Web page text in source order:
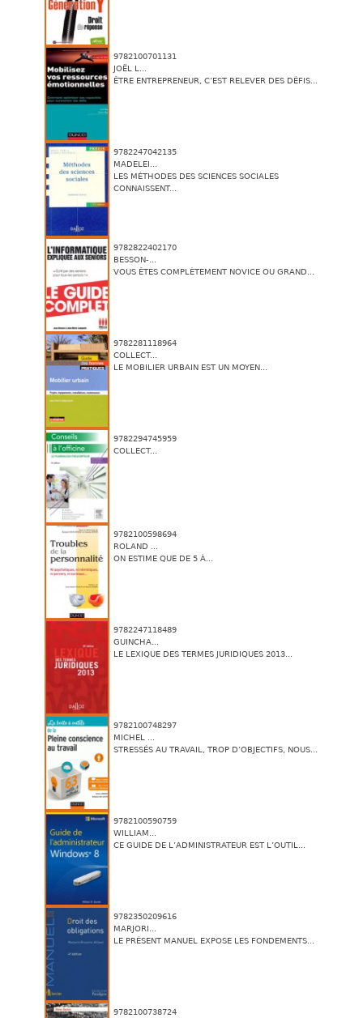
9782100701131
JOËL L...
ÊTRE ENTREPRENEUR, C’EST RELEVER DES DÉFIS...
9782247042135
MADELEI...
LES MÉTHODES DES SCIENCES SOCIALES
CONNAISSENT...
9782822402170
BESSON-...
VOUS ÊTES COMPLÈTEMENT NOVICE OU GRAND...
9782281118964
COLLECT...
LE MOBILIER URBAIN EST UN MOYEN...
9782294745959
COLLECT...
9782100598694
ROLAND ...
ON ESTIME QUE DE 5 À...
9782247118489
GUINCHA...
LE LEXIQUE DES TERMES JURIDIQUES 2013...
9782100748297
MICHEL ...
STRESSÉS AU TRAVAIL, TROP D’OBJECTIFS, NOUS...
9782100590759
WILLIAM...
CE GUIDE DE L’ADMINISTRATEUR EST L’OUTIL...
9782350209616
MARJORI...
LE PRÉSENT MANUEL EXPOSE LES FONDEMENTS...
9782100738724